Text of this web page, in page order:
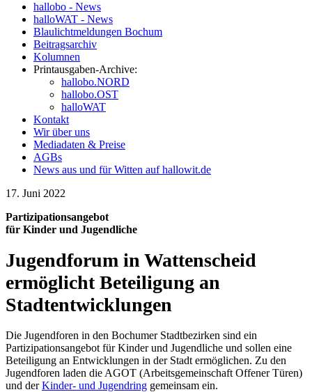
hallobo - News
halloWAT - News
Blaulichtmeldungen Bochum
Beitragsarchiv
Kolumnen
Printausgaben-Archive:
hallobo.NORD
hallobo.OST
halloWAT
Kontakt
Wir über uns
Mediadaten & Preise
AGBs
News aus und für Witten auf hallowit.de
17. Juni 2022
Partizipationsangebot
für Kinder und Jugendliche
Jugendforum in Wattenscheid
ermöglicht Beteiligung an
Stadtentwicklungen
Die Jugendforen in den Bochumer Stadtbezirken sind ein
Partizipationsangebot für Kinder und Jugendliche und sollen eine
Beteiligung an Entwicklungen in der Stadt ermöglichen. Zu den
Jugendforen laden die AGOT (Arbeitsgemeinschaft Offener Türen)
und derKinder- und Jugendring gemeinsam ein.